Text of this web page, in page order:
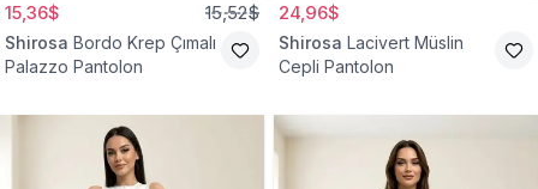
15,36$ 15,52$
Shirosa Bordo Krep Çımalı
Palazzo Pantolon
24,96$
Shirosa Lacivert Müslin
Cepli Pantolon